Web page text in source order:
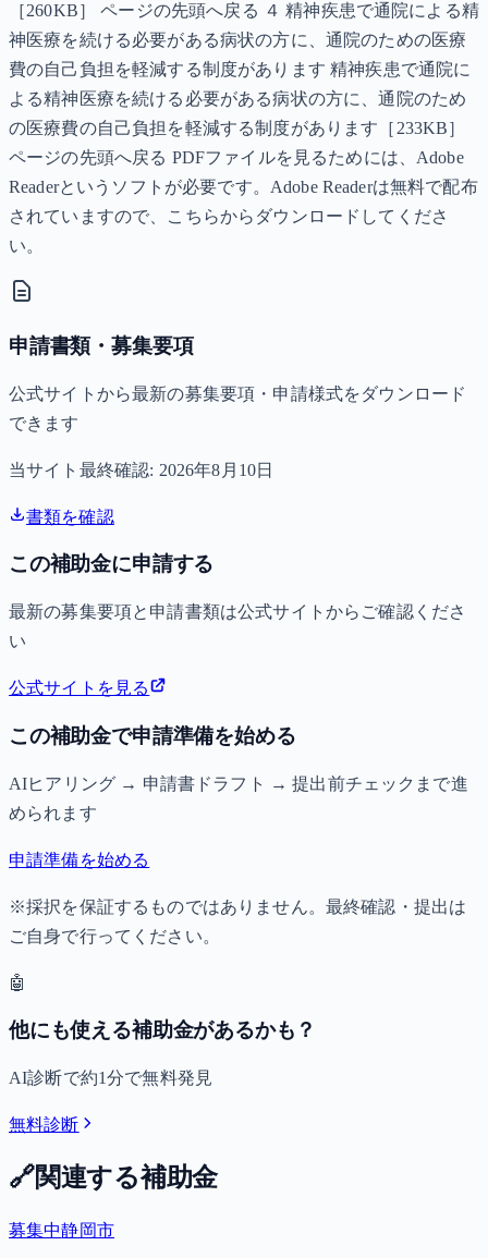
［260KB］ ページの先頭へ戻る ４ 精神疾患で通院による精
神医療を続ける必要がある病状の方に、通院のための医療
費の自己負担を軽減する制度があります 精神疾患で通院に
よる精神医療を続ける必要がある病状の方に、通院のため
の医療費の自己負担を軽減する制度があります［233KB］
ページの先頭へ戻る PDFファイルを見るためには、Adobe
Readerというソフトが必要です。Adobe Readerは無料で配布
されていますので、こちらからダウンロードしてくださ
い。
申請書類・募集要項
公式サイトから最新の募集要項・申請様式をダウンロード
できます
当サイト最終確認: 2026年8月10日
書類を確認
この補助金に申請する
最新の募集要項と申請書類は公式サイトからご確認くださ
い
公式サイトを見る
この補助金で申請準備を始める
AIヒアリング → 申請書ドラフト → 提出前チェックまで進
められます
申請準備を始める
※採択を保証するものではありません。最終確認・提出は
ご自身で行ってください。
🤖
他にも使える補助金があるかも？
AI診断で約1分で無料発見
無料診断
🔗関連する補助金
募集中静岡市